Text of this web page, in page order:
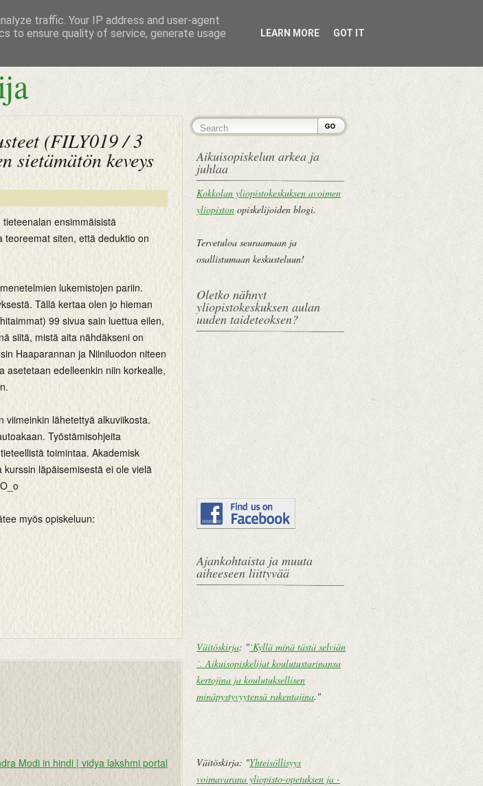
(FILY019 / 3
sietämätön keveys
ensimmäisistä
teoreemat siten, että deduktio on
lukemistojen pariin.
Tällä kertaa olen jo hieman
99 sivua sain luettua eilen,
siitä, mistä aita nähdäkseni on
Haaparannan ja Niiniluodon niteen
asetetaan edelleenkin niin korkealle,
viimeinkin lähetettyä alkuviikosta.
Työstämisohjeita
toimintaa. Akademisk
läpäisemisestä ei ole vielä
myös opiskeluun:
Modi in hindi | vidya lakshmi portal
E
Aikuisopiskelun arkea ja
juhlaa
Kokkolan yliopistokeskuksen avoimen
yliopiston opiskelijoiden blogi.
Tervetuloa seuraamaan ja
osallistumaan keskusteluun!
Oletko nähnyt
yliopistokeskuksen aulan
uuden taideteoksen?
Ajankohtaista ja muuta
aiheeseen liittyvää
Väitöskirja: "`Kyllä minä tästä selviän
´. Aikuisopiskelijat koulutustarinansa
kertojina ja koulutuksellisen
minäpystyvyytensä rakentajina."
Väitöskirja: "Yhteisöllisyys
voimavarana yliopisto-opetuksen ja -
traffic. Your IP address and user-agent
to ensure quality of service, generate usage
LEARN MORE GOT IT